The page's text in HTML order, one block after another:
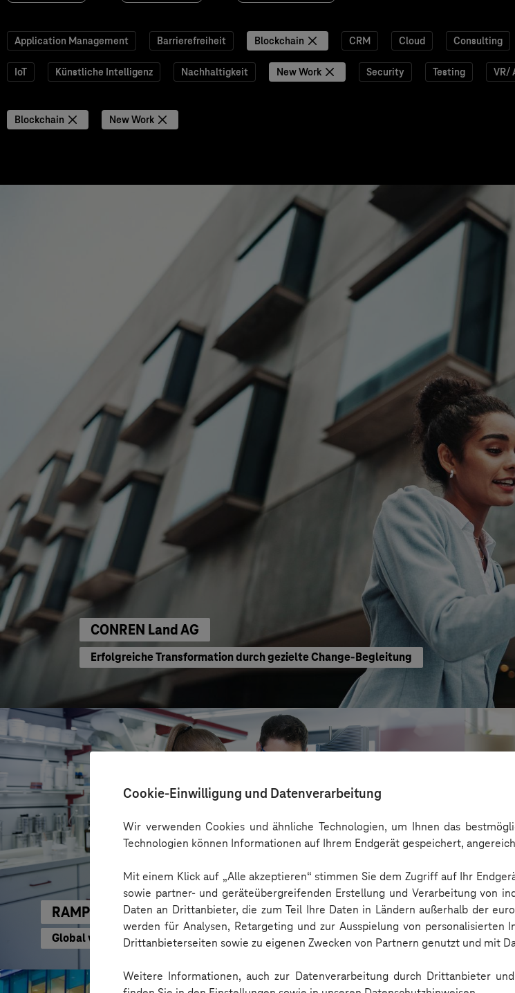
Cookie-Einwilligung und Datenverarbeitung
Wir verwenden Cookies und ähnliche Technologien, um Ihnen das
Technologien können Informationen auf Ihrem Endgerät gespeichert,
Mit einem Klick auf „Alle akzeptieren“ stimmen Sie dem Zugriff auf Ihr
sowie partner- und geräteübergreifenden Erstellung und Verarbeitung von
Daten an Drittanbieter, die zum Teil Ihre Daten in Ländern außerhalb der
werden für Analysen, Retargeting und zur Ausspielung von
Drittanbieterseiten sowie zu eigenen Zwecken von Partnern genutzt und mit
Weitere Informationen, auch zur Datenverarbeitung durch Drittanbieter
Application Management Barrierefreiheit Blockchain CRM Cloud Consulting
IoT Künstliche Intelligenz Nachhaltigkeit New Work Security Testing VR/
Blockchain New Work
CONREN Land AG
Erfolgreiche Transformation durch gezielte Change-Begleitung
RAMPF
Global vernetzt mit neuem Intranet